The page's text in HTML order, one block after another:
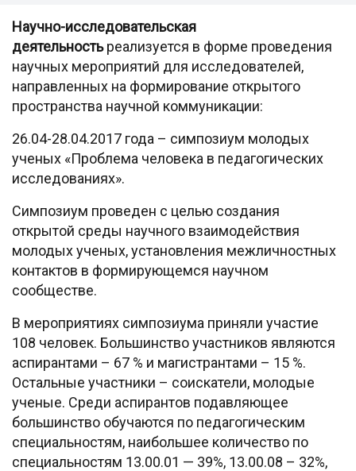
Научно-исследовательская
деятельностьреализуется в форме проведения
научных мероприятий для исследователей,
направленных на формирование открытого
пространства научной коммуникации:
26.04-28.04.2017 года – симпозиум молодых
ученых «Проблема человека в педагогических
исследованиях».
Симпозиум проведен с целью создания
открытой среды научного взаимодействия
молодых ученых, установления межличностных
контактов в формирующемся научном
сообществе.
В мероприятиях симпозиума приняли участие
108 человек. Большинство участников являются
аспирантами – 67 % и магистрантами – 15 %.
Остальные участники – соискатели, молодые
ученые. Среди аспирантов подавляющее
большинство обучаются по педагогическим
специальностям, наибольшее количество по
специальностям 13.00.01 — 39%, 13.00.08 – 32%,